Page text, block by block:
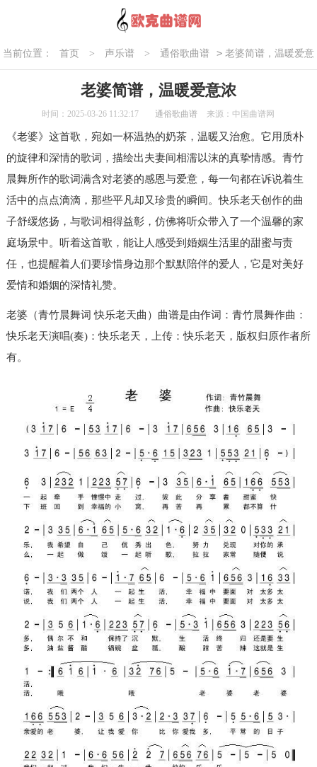
当前位置： 首页 > 声乐谱 > 通俗歌曲谱 > 老婆简谱，温暖爱意
老婆简谱，温暖爱意浓
时间：2025-03-26 11:32:17 通俗歌曲谱 来源：中国曲谱网
《老婆》这首歌，宛如一杯温热的奶茶，温暖又治愈。它用质朴
的旋律和深情的歌词，描绘出夫妻间相濡以沫的真挚情感。青竹
晨舞所作的歌词满含对老婆的感恩与爱意，每一句都在诉说着生
活中的点点滴滴，那些平凡却又珍贵的瞬间。快乐老天创作的曲
子舒缓悠扬，与歌词相得益彰，仿佛将听众带入了一个温馨的家
庭场景中。听着这首歌，能让人感受到婚姻生活里的甜蜜与责
任，也提醒着人们要珍惜身边那个默默陪伴的爱人，它是对美好
爱情和婚姻的深情礼赞。
老婆（青竹晨舞词 快乐老天曲）曲谱是由作词：青竹晨舞作曲：
快乐老天演唱(奏)：快乐老天，上传：快乐老天，版权归原作者所
有。